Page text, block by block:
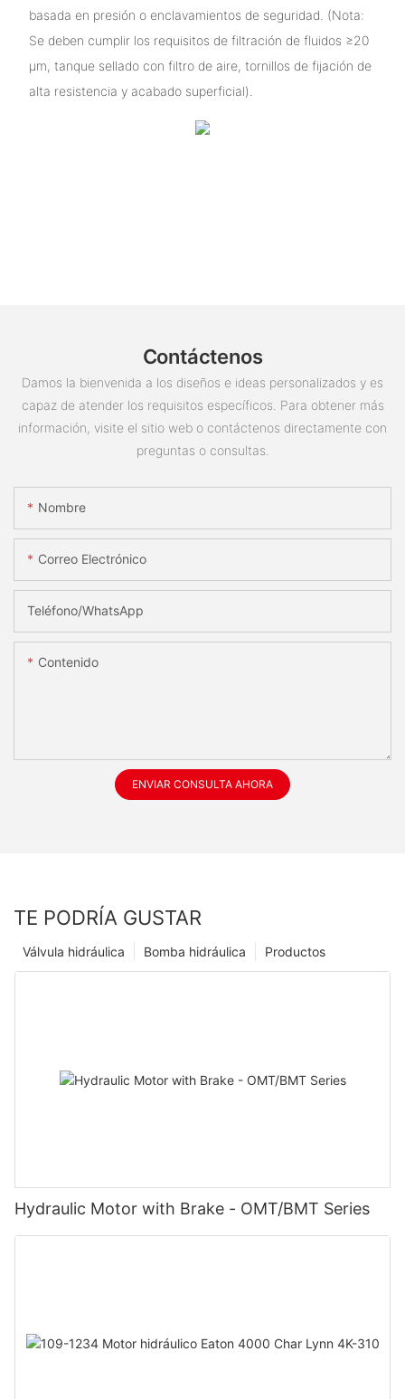
basada en presión o enclavamientos de seguridad. (Nota:
Se deben cumplir los requisitos de filtración de fluidos ≥20
μm, tanque sellado con filtro de aire, tornillos de fijación de
alta resistencia y acabado superficial).
Contáctenos
Damos la bienvenida a los diseños e ideas personalizados y es
capaz de atender los requisitos específicos. Para obtener más
información, visite el sitio web o contáctenos directamente con
preguntas o consultas.
Nombre
Correo Electrónico
Teléfono/WhatsApp
Contenido
ENVIAR CONSULTA AHORA
TE PODRÍA GUSTAR
Productos
Bomba hidráulica
Válvula hidráulica
Hydraulic Motor with Brake - OMT/BMT Series